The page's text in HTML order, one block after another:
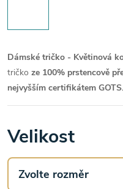
Dámské tričko - Květinová
tričko ze 100% prstencově
nejvyšším certifikátem GOTS.
Velikost